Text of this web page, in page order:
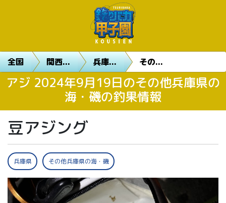
全国 関西... 兵庫... その...
アジ 2024年9月19日のその他兵庫県の
海・磯の釣果情報
豆アジング
兵庫県 その他兵庫県の海・磯